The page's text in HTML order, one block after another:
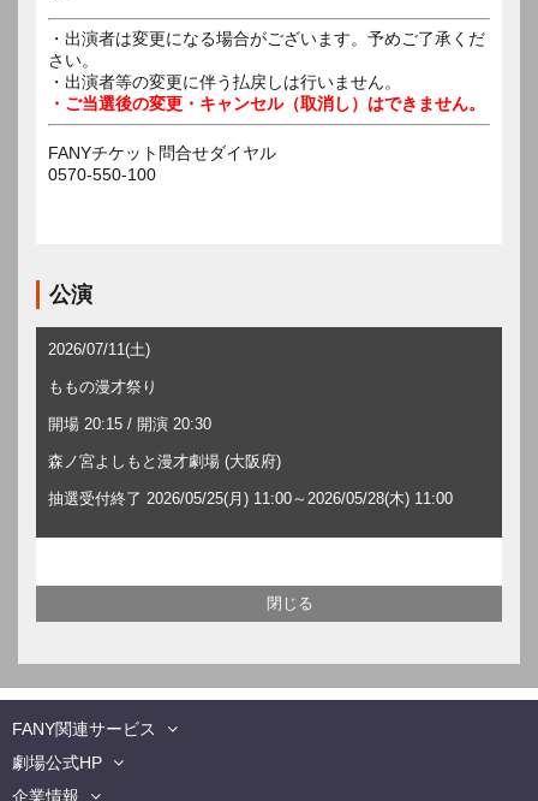
・出演者は変更になる場合がございます。予めご了承くだ
さい。
・出演者等の変更に伴う払戻しは行いません。
・ご当選後の変更・キャンセル（取消し）はできません。
FANYチケット問合せダイヤル
0570-550-100
公演
2026/07/11(土)
ももの漫才祭り
開場 20:15 / 開演 20:30
森ノ宮よしもと漫才劇場 (大阪府)
抽選受付終了 2026/05/25(月) 11:00～2026/05/28(木) 11:00
FANY関連サービス
劇場公式HP
企業情報